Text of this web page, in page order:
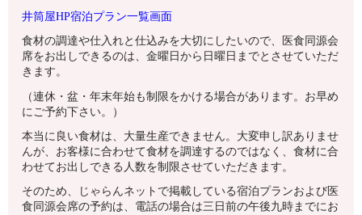
井筒屋HP宿泊プラン一覧画面
食材の調達や仕入れと仕込みを大切にしたいので、医食同源会
席をお出しできるのは、金曜日から日曜日までとさせていただ
きます。
（連休・盆・年末年始も制限をかける場合があります。お早め
にご予約下さい。）
本当に良い食材は、大量生産できません。大変申し訳ありませ
んが、お客様に合わせて食材を調達するのではなく、食材に合
わせてお出しできる人数を制限させていただきます。
そのため、じゃらんネットで掲載している宿泊プランおよび医
食同源会席の予約は、電話の場合は三日前の午後九時までにお